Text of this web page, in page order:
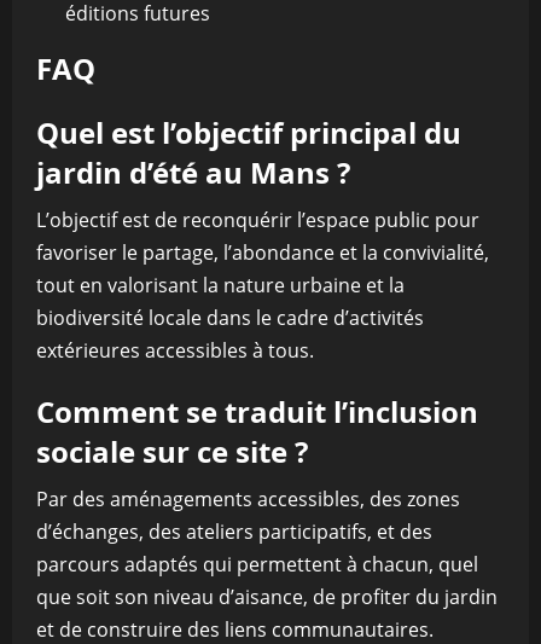
éditions futures
FAQ
Quel est l’objectif principal du
jardin d’été au Mans ?
L’objectif est de reconquérir l’espace public pour
favoriser le partage, l’abondance et la convivialité,
tout en valorisant la nature urbaine et la
biodiversité locale dans le cadre d’activités
extérieures accessibles à tous.
Comment se traduit l’inclusion
sociale sur ce site ?
Par des aménagements accessibles, des zones
d’échanges, des ateliers participatifs, et des
parcours adaptés qui permettent à chacun, quel
que soit son niveau d’aisance, de profiter du jardin
et de construire des liens communautaires.